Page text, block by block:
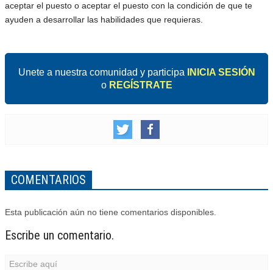
aceptar el puesto o aceptar el puesto con la condición de que te
ayuden a desarrollar las habilidades que requieras.
Unete a nuestra comunidad y participa
INICIA SESIÓN
o REGÍSTRATE
COMENTARIOS
Esta publicación aún no tiene comentarios disponibles.
Escribe un comentario.